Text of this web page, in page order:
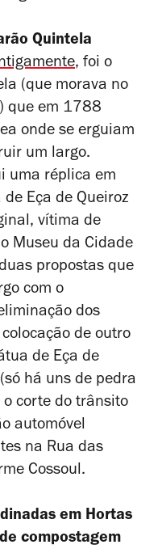
Quintela
, foi o
(que morava no
que em 1788
onde se erguiam
um largo.
uma réplica em
Eça de Queiroz
vítima de
Museu da Cidade
propostas que
com o
dos
de outro
de Eça de
há uns de pedra
o corte do trânsito
automóvel
na Rua das
Cossoul.
em Hortas
compostagem